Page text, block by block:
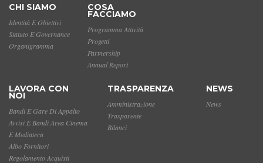
CHI SIAMO
Identità E Obiettivi
Statuto E Governance
Organigramma
COSA
FACCIAMO
Programma Attività
Progetti
Partnership
Annual Report
LAVORA CON
NOI
Bandi E Gare Di Appalto
Avvisi E Bandi Area Cinema
E Mediateca
Albo Fornitori
Regolamento Acquisti
TRASPARENZA
Amministrazione
Trasparente
Bilanci
NEWS
News